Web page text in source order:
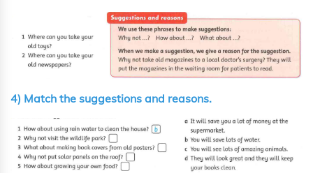
4) Match the suggestions and reasons.